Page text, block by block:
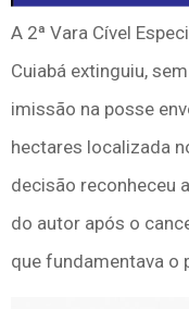
A 2ª Vara Cível
Cuiabá extinguiu,
imissão na posse
hectares localizada
decisão reconheceu
do autor após o
que fundamentava o